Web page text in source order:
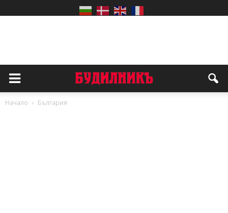
Начало България